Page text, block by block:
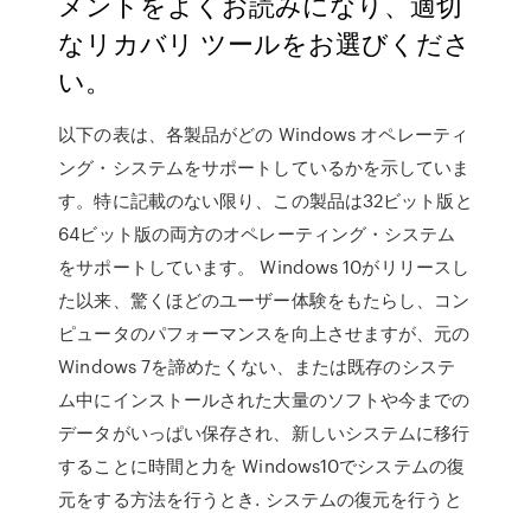
なリカバリ ツールをお選びくださ
い。
以下の表は、各製品がどの Windows オペレーティ
ング・システムをサポートしているかを示していま
す。特に記載のない限り、この製品は32ビット版と
64ビット版の両方のオペレーティング・システム
をサポートしています。 Windows 10がリリースし
た以来、驚くほどのユーザー体験をもたらし、コン
ピュータのパフォーマンスを向上させますが、元の
Windows 7を諦めたくない、または既存のシステ
ム中にインストールされた大量のソフトや今までの
データがいっぱい保存され、新しいシステムに移行
することに時間と力を Windows10でシステムの復
元をする方法を行うとき. システムの復元を行うと